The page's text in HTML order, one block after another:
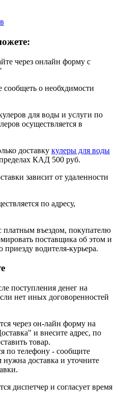
через онлайн форму с
сообщеть о необхдимости
для воды и услуги по
осуществляется в
доставку кулеры для воды
КАД 500 руб.
зависит от удаленности
по адресу,
платным въездом, покупателю
поставщика об этом и
приезду водителя-курьера.
поступления денег на
нет иных договоренностей
через он-лайн форму на
и внесите адрес, по
товар.
по телефону - сообщите
нужна доставка и уточните
диспетчер и согласует время